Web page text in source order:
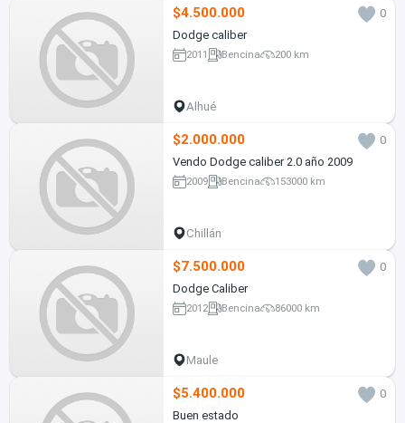
$4.500.000
0
Dodge caliber
2011 Bencina 200 km
Alhué
$2.000.000
0
Vendo Dodge caliber 2.0 año 2009
2009 Bencina 153000 km
Chillán
$7.500.000
0
Dodge Caliber
2012 Bencina 86000 km
Maule
$5.400.000
0
Buen estado